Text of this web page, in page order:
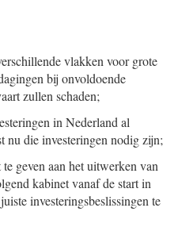
vlakken voor grote
bij onvoldoende
zullen schaden;
in Nederland al
die investeringen nodig zijn;
geven aan het uitwerken van
kabinet vanaf de start in
investeringsbeslissingen te